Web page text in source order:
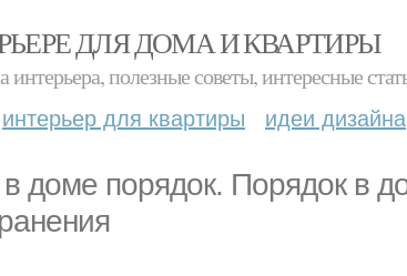
ДЛЯ ДОМА И КВАРТИРЫ
полезные советы, интересные
интерьер для квартиры идеи дизайна
в доме порядок. Порядок в